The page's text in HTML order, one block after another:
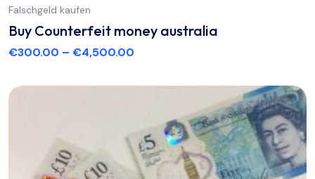
Falschgeld kaufen
Buy Counterfeit money australia
€300.00 – €4,500.00